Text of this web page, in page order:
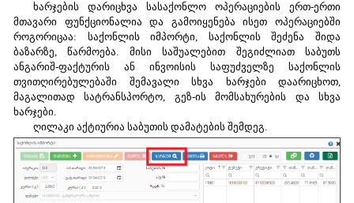
ხარჯების დარიცხვა სასაქონლო ოპერაციების ერთ-ერთი
მთავარი ფუნქციონალია და გამოიყენება ისეთ ოპერაციებში
როგორიცაა: საქონლის იმპორტი, საქონლის შეძენა შიდა
ბაზარზე, წარმოება. მისი საშუალებით შეგიძლიათ საბუთს
ანგარიშ-ფაქტურის ან ინვოისის საფუძველზე საქონლის
თვითღირებულებაში შემავალი სხვა ხარჯები დაარიცხოთ,
მაგალითად სატრანსპორტო, გეზ-ის მომსახურების და სხვა
ხარჯები.
ღილაკი აქტიურია საბუთის დამატების შემდეგ.